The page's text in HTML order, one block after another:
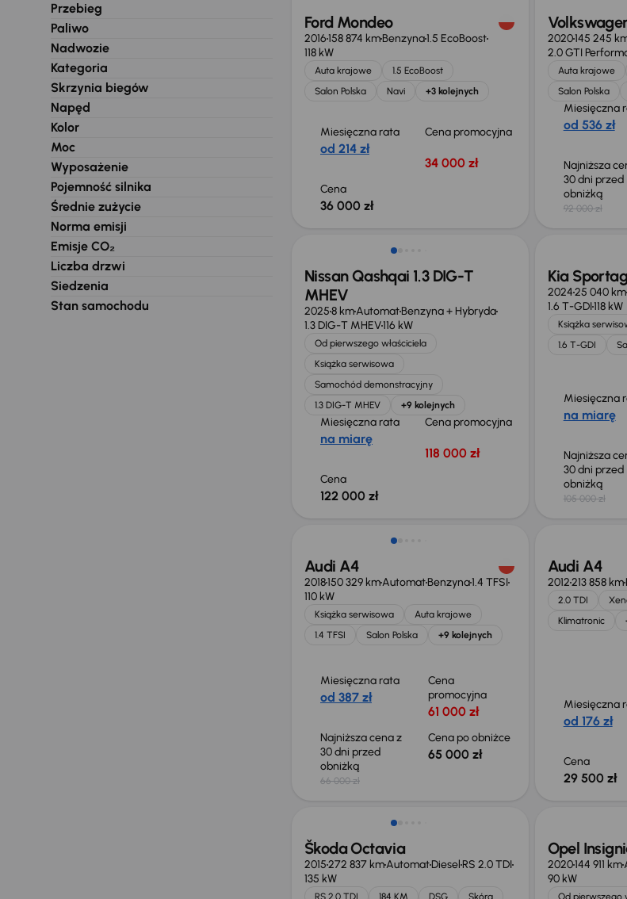
Przebieg
Paliwo
Nadwozie
Kategoria
Skrzynia biegów
Napęd
Kolor
Moc
Wyposażenie
Pojemność silnika
Średnie zużycie
Norma emisji
Emisje CO₂
Liczba drzwi
Siedzenia
Stan samochodu
Ford Mondeo
2016158 874 kmBenzyna1.5 EcoBoost
118 kW
Auta krajowe
1.5 EcoBoost
Salon Polska
Navi +3 kolejnych
Miesięczna rata
od 214 zł
Cena promocyjna
34 000 zł
Cena
36 000 zł
2020145 245
2.0 GTI
Auta krajowe
Salon Polska
Miesięczna
od 536 zł
Najniższa
30 dni przed
obniżką
92 000 zł
Od nowego taniej o 36 775 zł
Nissan Qashqai 1.3 DIG-T
MHEV
20258 kmAutomatBenzyna + Hybryda
1.3 DIG-T MHEV116 kW
Od pierwszego właściciela
Książka serwisowa
Samochód demonstracyjny
1.3 DIG-T MHEV
+9 kolejnych
Miesięczna rata
na miarę
Cena promocyjna
118 000 zł
Cena
122 000 zł
Taniej o 1 000
Kia
202425 040 km
1.6 T-GDI118 kW
Książka
1.6 T-GDI
Miesięczna
na miarę
Najniższa
30 dni przed
obniżką
105 000 zł
Audi A4
2018150 329 kmAutomatBenzyna1.4 TFSI
110 kW
Książka serwisowa
Auta krajowe
1.4 TFSI
Salon Polska +9 kolejnych
Miesięczna rata
od 387 zł
Cena
promocyjna
61 000 zł
Najniższa cena z
30 dni przed
obniżką
66 000 zł
Cena po obniżce
65 000 zł
Audi A4
2012213 858 km
2.0 TDI
Klimatronic
Miesięczna
od 176 zł
Cena
29 500 zł
Škoda Octavia
2015272 837 kmAutomatDiesel RS 2.0 TDI
135 kW
RS 2.0 TDI 184 KM DSG
Skóra
Możliwość
Opel
2020144 911 km
90 kW
Od pierwszego